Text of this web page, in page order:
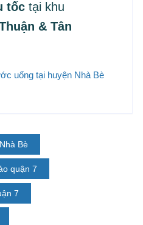
tốc tại khu
& Tân
uống tại huyện Nhà Bè
Bè
quận 7
7